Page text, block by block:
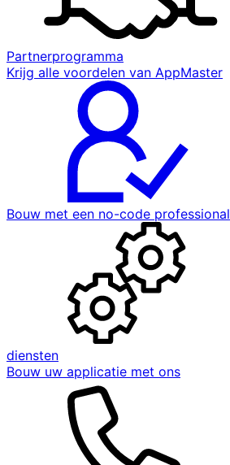
Partnerprogramma
Krijg alle voordelen van AppMaster
Bouw met een no-code professional
diensten
Bouw uw applicatie met ons